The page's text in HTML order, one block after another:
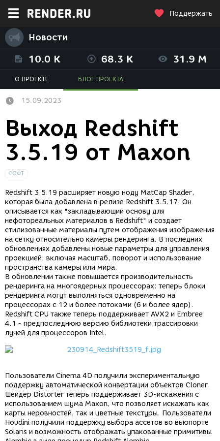
Поддержать
Новости
10.0 K 68.3 K 31.9 M
О ПРОЕКТЕ БЛОГ ПРОЕКТА
15.09.2023
Выход Redshift
3.5.19 от Maxon
СОФТ
Redshift 3.5.19 расширяет новую ноду MatCap Shader,
которая была добавлена в релизе Redshift 3.5.17. Он
описывается как "закладывающий основу для
нефотореальных материалов в Redshift" и создает
стилизованные материалы путем отображения изображения
на сетку относительно камеры рендеринга. В последних
обновлениях добавлены новые параметры для управления
проекцией, включая масштаб, поворот и использование
пространства камеры или мира.
В обновлении также повышается производительность
рендеринга на многоядерных процессорах: теперь блоки
рендеринга могут выполняться одновременно на
процессорах с 12 и более потоками (6 и более ядер).
Redshift CPU также теперь поддерживает AVX2 и Embree
4.1 - предпоследнюю версию библиотеки трассировки
лучей для процессоров Intel.
Пользователи Cinema 4D получили экспериментальную
поддержку автоматической конвертации объектов Cloner.
Шейдер Distorter теперь поддерживает 3D-искажения с
использованием шума Maxon, что позволяет искажать как
карты неровностей, так и цветные текстуры. Пользователи
Houdini получили поддержку выбора ассетов во вьюпорте
Solaris и возможность отображать упакованные примитивы